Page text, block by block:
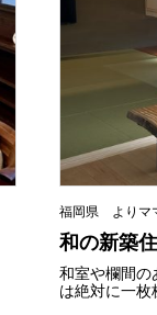
福岡県 よりマ
和の新築
和室や欄間の
は絶対に一枚